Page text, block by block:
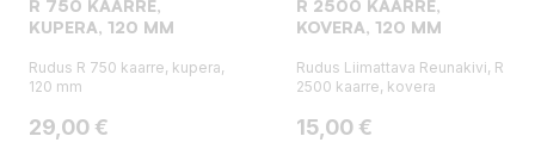
R 750 KAARRE,
KUPERA, 120 MM
Rudus R 750 kaarre, kupera,
120 mm
Hinta
29,00 €
R 2500 KAARRE,
KOVERA, 120 MM
Rudus Liimattava Reunakivi, R
2500 kaarre, kovera
Hinta
15,00 €